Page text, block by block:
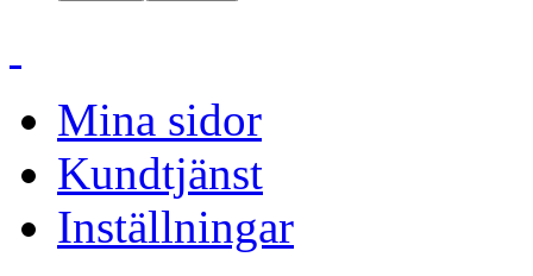
Mina sidor
Kundtjänst
Inställningar